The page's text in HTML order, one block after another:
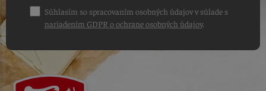
Súhlasím so spracovaním osobných údajov v súlade s
nariadením GDPR o ochrane osobných údajov.